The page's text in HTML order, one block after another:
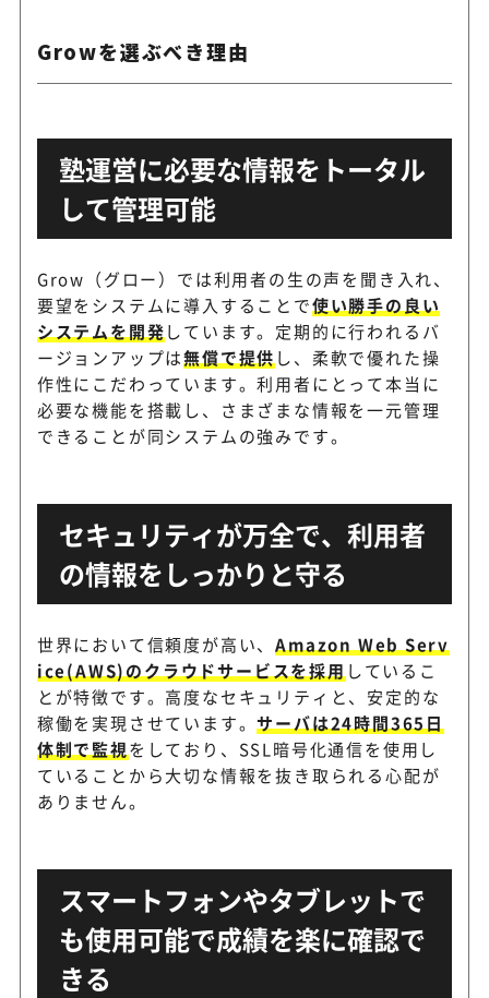
スクの助
SCHPASS
必要な機能を選んで使える塾
向け業務管理システム
BitCampusEX
学習塾の業務管理と保護者対
塾専用システム
コエテコマネージャー
byGMO
室向け
スク×スク
ール会員管理サービス
FreeLesson
スクール・教室向けに特化し
システム
Growを選ぶべき理由
塾運営に必要な情報をトータル
して管理可能
Grow（グロー）では利用者の生の声を聞き入れ、
要望をシステムに導入することで使い勝手の良い
システムを開発しています。定期的に行われるバ
ージョンアップは無償で提供 し、柔軟で優れた操
作性にこだわっています。利用者にとって本当に
必要な機能を搭載し、さまざまな情報を一元管理
できることが同システムの強みです。
セキュリティが万全で、利用者
の情報をしっかりと守る
世界において信頼度が高い、Amazon Web Serv
ice(AWS)のクラウドサービスを採用 しているこ
とが特徴です。高度なセキュリティと、安定的な
稼働を実現させています。サーバは24時間365日
体制で監視をしており、SSL暗号化通信を使用し
ていることから大切な情報を抜き取られる心配が
ありません。
スマートフォンやタブレットで
も使用可能で成績を楽に確認で
きる